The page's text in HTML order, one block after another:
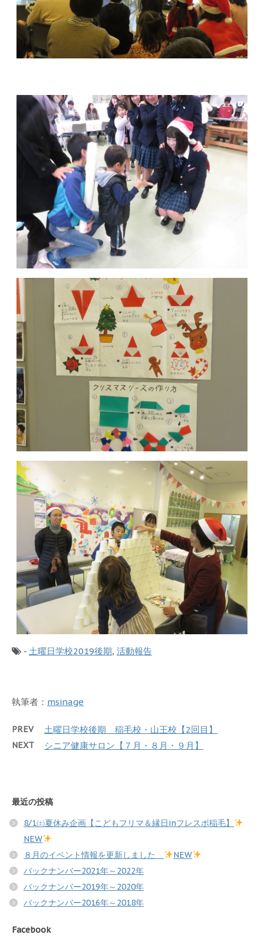
- 土曜日学校2019後期, 活動報告
執筆者： msinage
PREV 土曜日学校後期 稲毛校・山王校【2回目】
NEXT シニア健康サロン【７月・８月・９月】
最近の投稿
8/1㈯夏休み企画【こどもフリマ＆縁日inフレスポ稲毛】
NEW
８月のイベント情報を更新しました
NEW
バックナンバー2021年～2022年
バックナンバー2019年～2020年
バックナンバー2016年～2018年
Facebook